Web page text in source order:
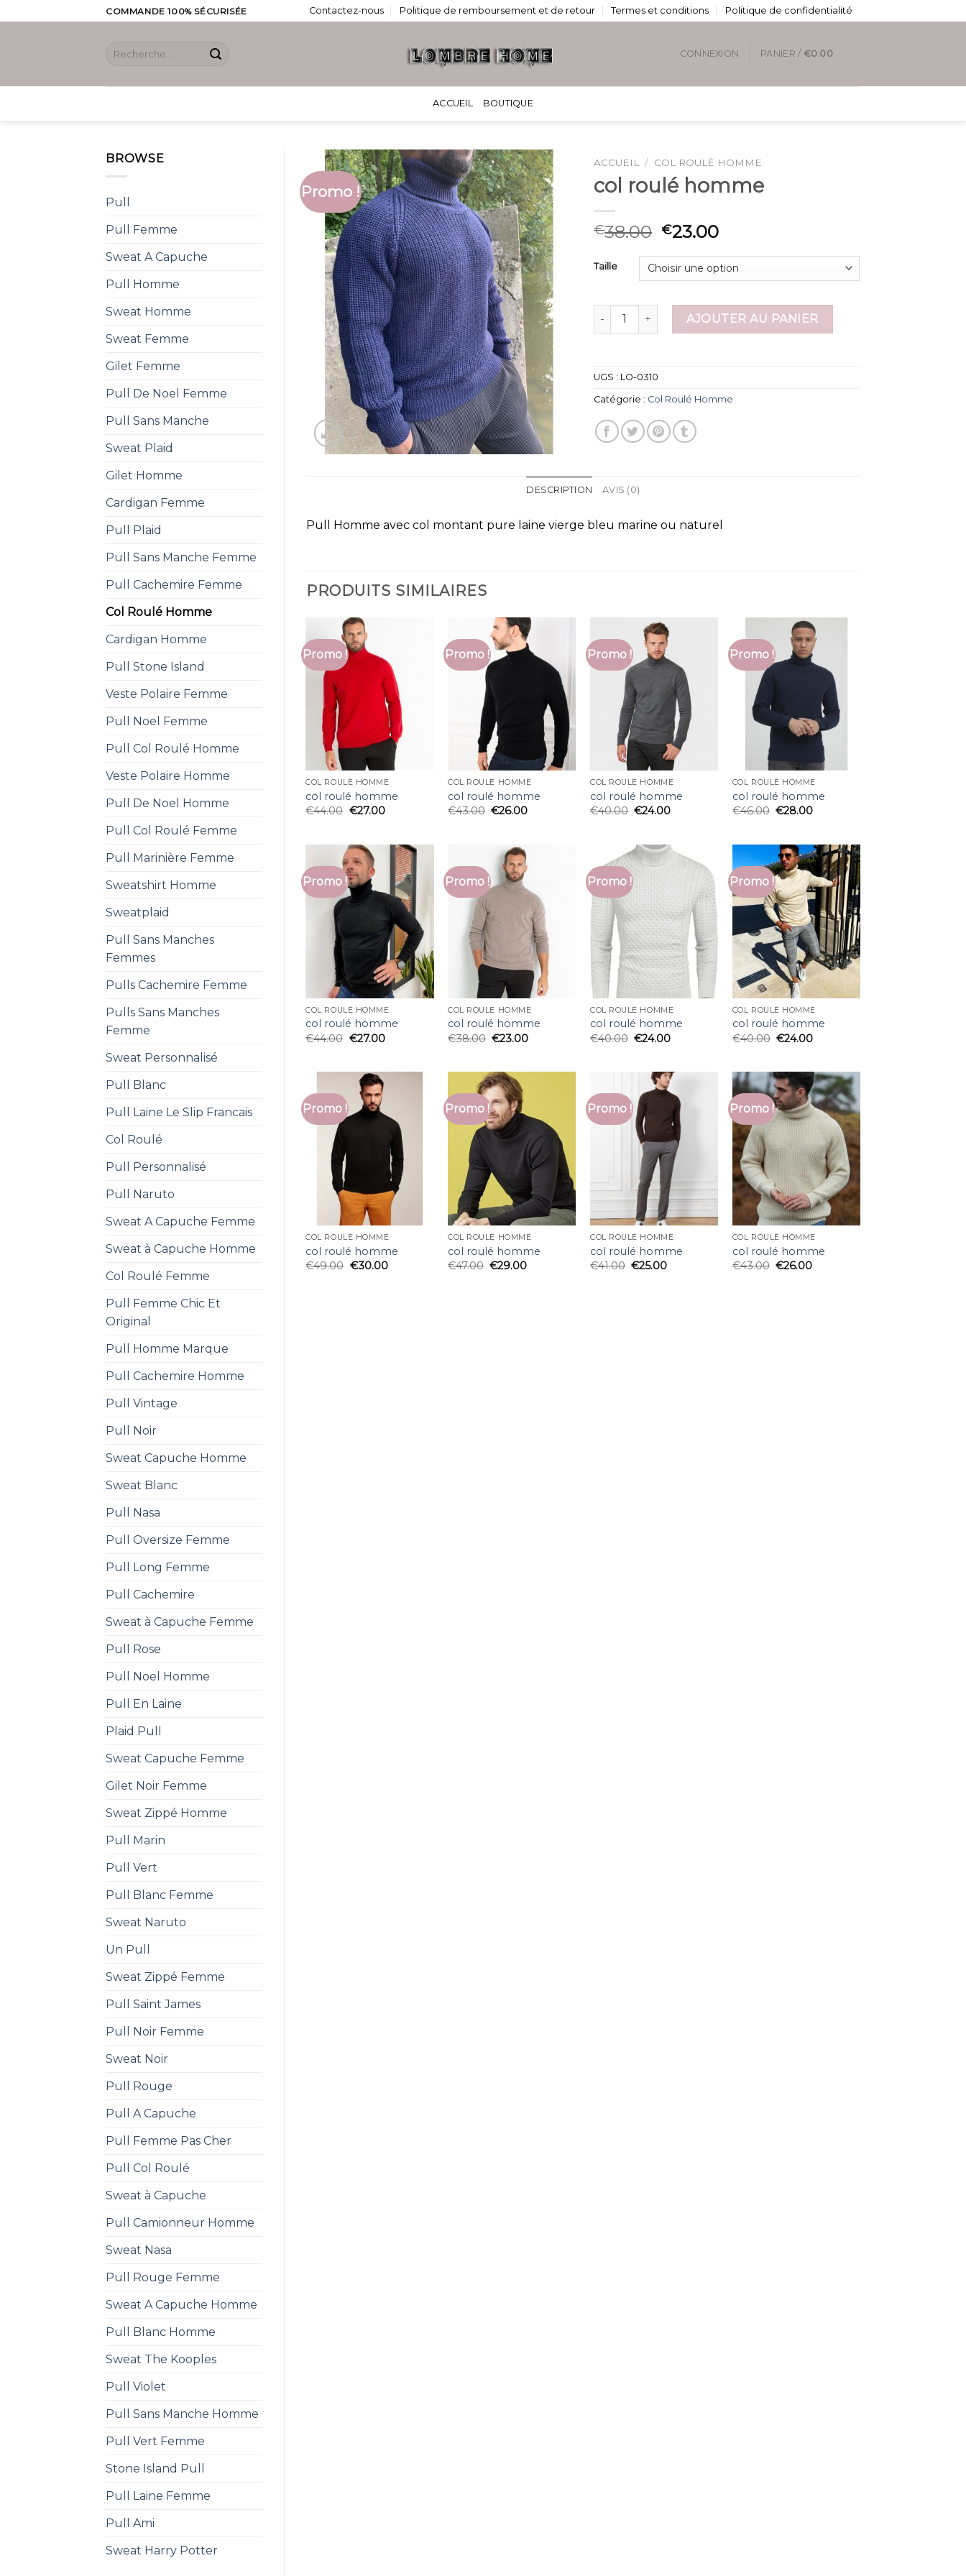
to
COMMANDE 100% SÉCURISÉE Contactez-nous Politique de remboursement et de retour Termes et conditions Politique de confidentialité
Recherche
CONNEXION PANIER / €0.00
ACCUEIL BOUTIQUE
BROWSE
Pull
Pull Femme
Sweat A Capuche
Pull Homme
Sweat Homme
Sweat Femme
Gilet Femme
Pull De Noel Femme
Pull Sans Manche
Sweat Plaid
Gilet Homme
Cardigan Femme
Pull Plaid
Pull Sans Manche Femme
Pull Cachemire Femme
Col Roulé Homme
Cardigan Homme
Pull Stone Island
Veste Polaire Femme
Pull Noel Femme
Pull Col Roulé Homme
Veste Polaire Homme
Pull De Noel Homme
Pull Col Roulé Femme
Pull Marinière Femme
Sweatshirt Homme
Sweatplaid
Pull Sans Manches
Femmes
Pulls Cachemire Femme
Pulls Sans Manches
Femme
Sweat Personnalisé
Pull Blanc
Pull Laine Le Slip Francais
Col Roulé
Pull Personnalisé
Pull Naruto
Sweat A Capuche Femme
Sweat à Capuche Homme
Col Roulé Femme
Pull Femme Chic Et
Original
Pull Homme Marque
Pull Cachemire Homme
Pull Vintage
Pull Noir
Sweat Capuche Homme
Sweat Blanc
Pull Nasa
Pull Oversize Femme
Pull Long Femme
Pull Cachemire
Sweat à Capuche Femme
Pull Rose
Pull Noel Homme
Pull En Laine
Plaid Pull
Sweat Capuche Femme
Gilet Noir Femme
Sweat Zippé Homme
Pull Marin
Pull Vert
Pull Blanc Femme
Sweat Naruto
Un Pull
Sweat Zippé Femme
Pull Saint James
Pull Noir Femme
Sweat Noir
Pull Rouge
Pull A Capuche
Pull Femme Pas Cher
Pull Col Roulé
Sweat à Capuche
Pull Camionneur Homme
Sweat Nasa
Pull Rouge Femme
Sweat A Capuche Homme
Pull Blanc Homme
Sweat The Kooples
Pull Violet
Pull Sans Manche Homme
Pull Vert Femme
Stone Island Pull
Pull Laine Femme
Pull Ami
Sweat Harry Potter
Promo !
ACCUEIL / COL ROULÉ HOMME
col roulé homme
€38.00 €23.00
Taille
quantité de col roulé hommeAJOUTER AU PANIER
UGS : LO-0310
Catégorie : Col Roulé Homme
DESCRIPTION AVIS (0)
Pull Homme avec col montant pure laine vierge bleu marine ou naturel
PRODUITS SIMILAIRES
Promo !
COL ROULÉ HOMME
col roulé homme
€44.00 €27.00
Promo !
COL ROULÉ HOMME
col roulé homme
€43.00 €26.00
Promo !
COL ROULÉ HOMME
col roulé homme
€40.00 €24.00
Promo !
COL ROULÉ HOMME
col roulé homme
€46.00 €28.00
Promo !
COL ROULÉ HOMME
col roulé homme
€44.00 €27.00
Promo !
COL ROULÉ HOMME
col roulé homme
€38.00 €23.00
Promo !
COL ROULÉ HOMME
col roulé homme
€40.00 €24.00
Promo !
COL ROULÉ HOMME
col roulé homme
€40.00 €24.00
Promo !
COL ROULÉ HOMME
col roulé homme
€49.00 €30.00
Promo !
COL ROULÉ HOMME
col roulé homme
€47.00 €29.00
Promo !
COL ROULÉ HOMME
col roulé homme
€41.00 €25.00
Promo !
COL ROULÉ HOMME
col roulé homme
€43.00 €26.00